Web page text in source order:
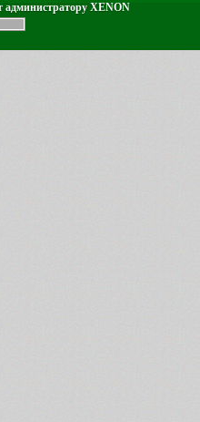
администратору XENON